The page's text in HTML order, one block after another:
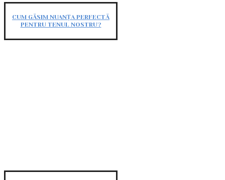
CUM GĂSIM NUANȚA PERFECTĂ
PENTRU TENUL NOSTRU?